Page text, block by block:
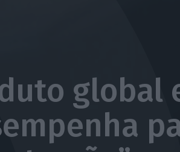
global